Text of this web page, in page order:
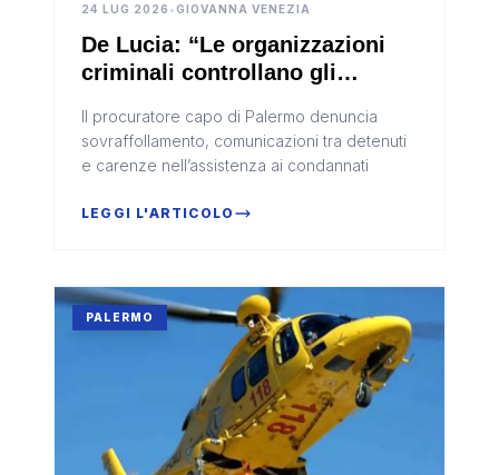
24 LUG 2026 •GIOVANNA VENEZIA
De Lucia: “Le organizzazioni
criminali controllano gli
Il procuratore capo di Palermo denuncia
sovraffollamento, comunicazioni tra detenuti
e carenze nell’assistenza ai condannati
LEGGI L'ARTICOLO
PALERMO